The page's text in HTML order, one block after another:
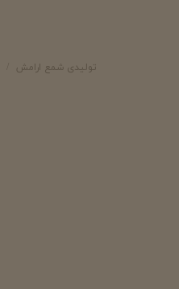
تولیدی شمع ارامش